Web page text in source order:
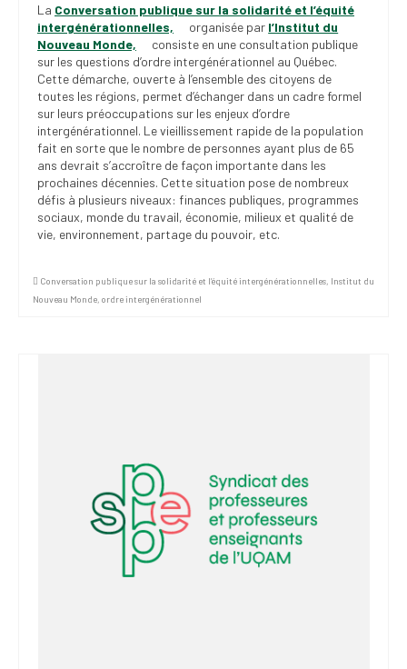
Publications
Nouvelles du
SPPEUQAM
Communiqués
SPPEUQAM@ctualités
et Bilans
Négociation
SCCUQ@
SCCUQ info
La Conversation publique sur la solidarité et l’équité
intergénérationnelles,
organisée par l’Institut du
Nouveau Monde,
consiste en une consultation publique
sur les questions d’ordre intergénérationnel au Québec.
Cette démarche, ouverte à l’ensemble des citoyens de
toutes les régions, permet d’échanger dans un cadre formel
sur leurs préoccupations sur les enjeux d’ordre
intergénérationnel. Le vieillissement rapide de la population
fait en sorte que le nombre de personnes ayant plus de 65
ans devrait s’accroître de façon importante dans les
prochaines décennies. Cette situation pose de nombreux
défis à plusieurs niveaux: finances publiques, programmes
sociaux, monde du travail, économie, milieux et qualité de
vie, environnement, partage du pouvoir, etc.
Conversation publique sur la solidarité et l’équité intergénérationnelles, Institut du
Nouveau Monde, ordre intergénérationnel